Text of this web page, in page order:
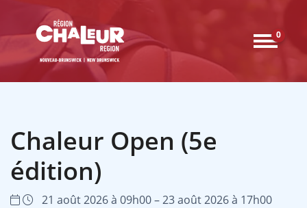
0
Chaleur Open (5e
édition)
21 août 2026 à 09h00 – 23 août 2026 à 17h00